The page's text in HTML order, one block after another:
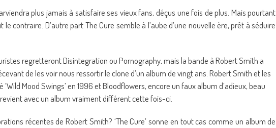
plus jamais à satisfaire ses vieux fans, déçus une fois de plus. Mais pourtant
contraire. D’autre part The Cure semble à l’aube d’une nouvelle ère, prêt à séduire
regretteront Disintegration ou Pornography, mais la bande à Robert Smith a
de les voir nous ressortir le clone d’un album de vingt ans. Robert Smith et les
Mood Swings’ en 1996 et Bloodflowers, encore un faux album d’adieux, beau
avec un album vraiment différent cette fois-ci.
récentes de Robert Smith? ‘The Cure’ sonne en tout cas comme un album de